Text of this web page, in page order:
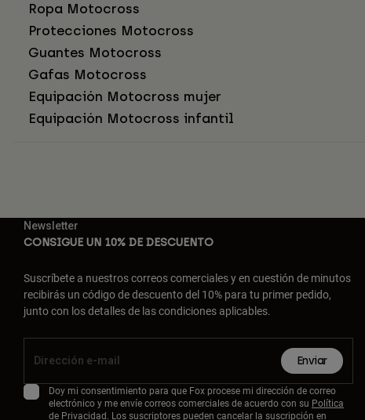
Ropa Motocross
Protecciones Motocross
Guantes Motocross
Gafas Motocross
Equipación Motocross mujer
Equipación Motocross infantil
Newsletter
CONSIGUE UN 10% DE DESCUENTO
Suscríbete a nuestros correos comerciales y en cuestión de minutos
recibirás un código de descuento del 10% para tu primer pedido,
junto con los detalles de las condiciones aplicables.
Enviar
Doy mi consentimiento para que Fox procese mi dirección de correo
electrónico y me envíe correos comerciales de acuerdo con su Política
de Privacidad. Los suscriptores pueden cancelar la suscripción en